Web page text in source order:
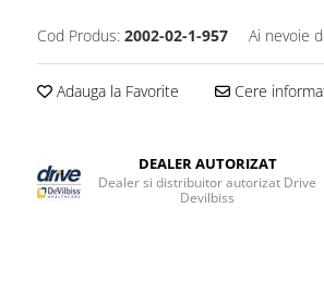
Cod Produs: 2002-02-1-957 Ai nevoie
Adauga la Favorite Cere
DEALER AUTORIZAT
Dealer si distribuitor autorizat Drive
Devilbiss